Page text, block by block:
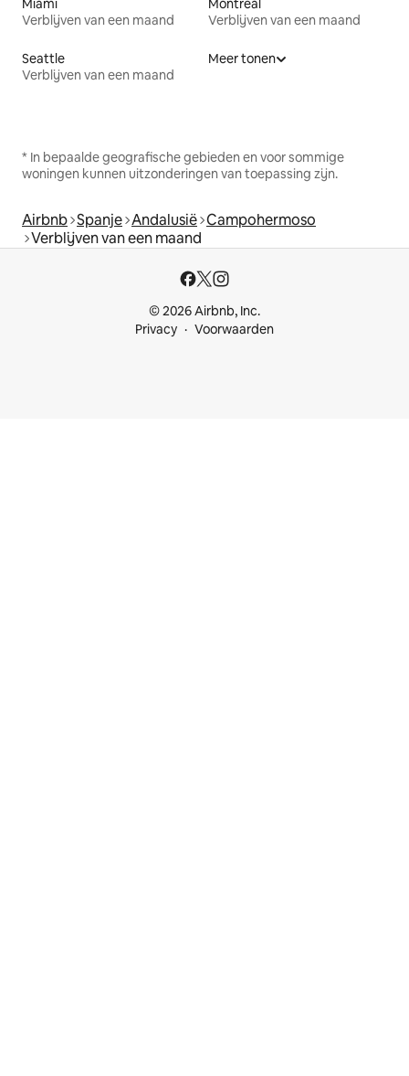
Miami
Verblijven van een maand
Montreal
Verblijven van een maand
Seattle
Verblijven van een maand
Meer tonen
* In bepaalde geografische gebieden en voor sommige
woningen kunnen uitzonderingen van toepassing zijn.
Airbnb Spanje Andalusië Campohermoso
Verblijven van een maand
© 2026 Airbnb, Inc.
Privacy
Voorwaarden